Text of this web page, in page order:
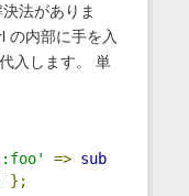
法がありま
の内部に手を入
入します。 単
=> sub
};